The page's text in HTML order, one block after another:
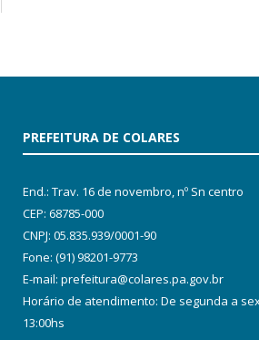
PREFEITURA DE COLARES
End.: Trav. 16 de novembro, nº Sn centro
CEP: 68785-000
CNPJ: 05.835.939/0001-90
Fone: (91) 98201-9773
E-mail: prefeitura@colares.pa.gov.br
Horário de atendimento: De segunda a
13:00hs